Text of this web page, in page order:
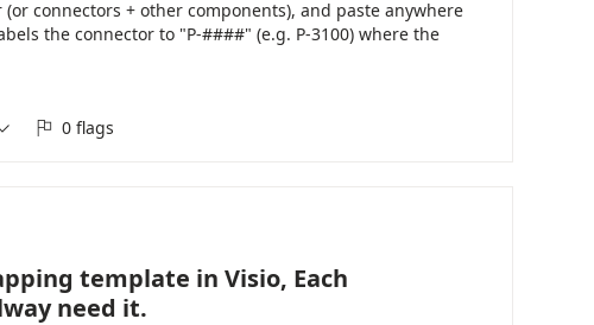
connectors + other components), and paste anywhere
the connector to "P-####" (e.g. P-3100) where the
connectors within the file. This happens in every Visio
this extremely inconvenient as this requires me to
 0 flags
template in Visio, Each
need it.